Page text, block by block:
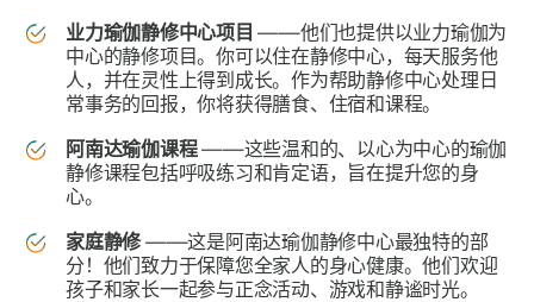
业力瑜伽静修中心项目 ——他们也提供以业力瑜伽为
中心的静修项目。你可以住在静修中心，每天服务他
人，并在灵性上得到成长。作为帮助静修中心处理日
常事务的回报，你将获得膳食、住宿和课程。
阿南达瑜伽课程——这些温和的、以心为中心的瑜伽
静修课程包括呼吸练习和肯定语，旨在提升您的身
心。
家庭静修——这是阿南达瑜伽静修中心最独特的部
分！他们致力于保障您全家人的身心健康。他们欢迎
孩子和家长一起参与正念活动、游戏和静谧时光。